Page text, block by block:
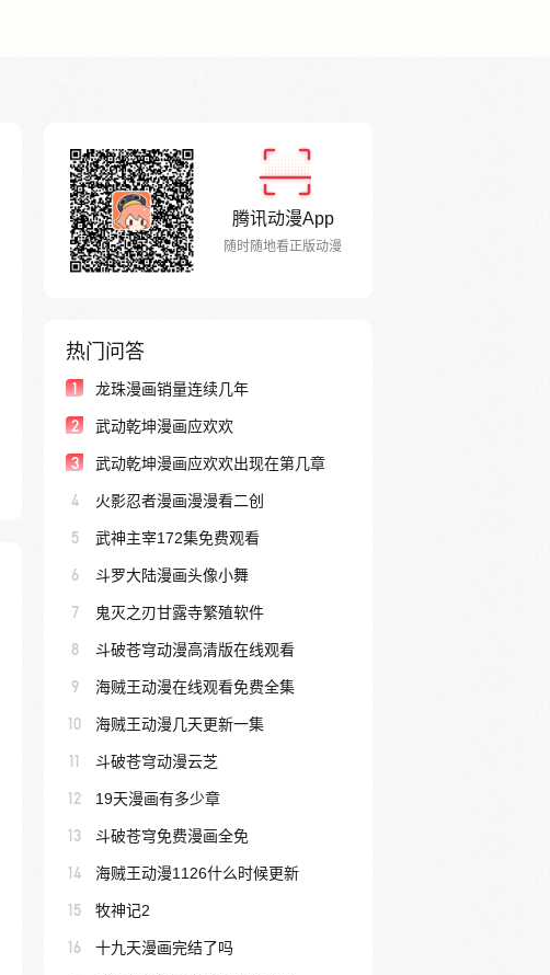
腾讯动漫App
随时随地看正版动漫
热门问答
1 龙珠漫画销量连续几年
2 武动乾坤漫画应欢欢
3 武动乾坤漫画应欢欢出现在第几章
4 火影忍者漫画漫漫看二创
5 武神主宰172集免费观看
6 斗罗大陆漫画头像小舞
7 鬼灭之刃甘露寺繁殖软件
8 斗破苍穹动漫高清版在线观看
9 海贼王动漫在线观看免费全集
10 海贼王动漫几天更新一集
11 斗破苍穹动漫云芝
12 19天漫画有多少章
13 斗破苍穹免费漫画全免
14 海贼王动漫1126什么时候更新
15 牧神记2
16 十九天漫画完结了吗